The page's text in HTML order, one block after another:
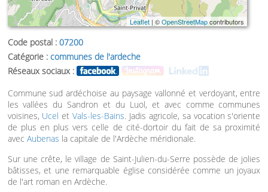
Leaflet| ©OpenStreetMapcontributors
Code postal : 07200
Catégorie : communes de l'ardeche
Réseaux sociaux :
Commune sud ardéchoise au paysage vallonné et verdoyant, entre
les vallées du Sandron et du Luol, et avec comme communes
voisines, Ucel etVals-les-Bains. Jadis agricole, sa vocation s'oriente
de plus en plus vers celle de cité-dortoir du fait de sa proximité
avec Aubenas la capitale de l'Ardèche méridionale.
Sur une crête, le village de Saint-Julien-du-Serre possède de jolies
bâtisses, et une remarquable église considérée comme un joyaux
de l'art roman en Ardèche.